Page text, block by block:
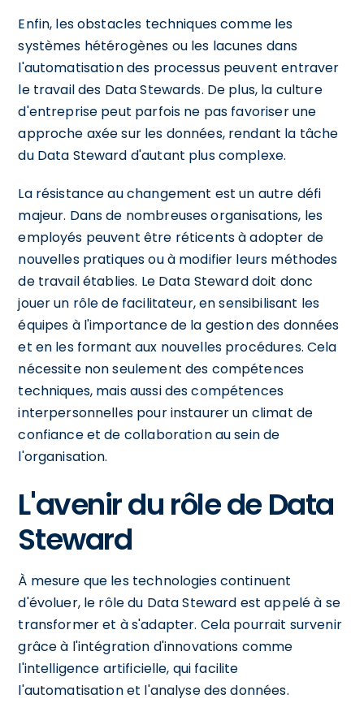
Enfin, les obstacles techniques comme les
systèmes hétérogènes ou les lacunes dans
l'automatisation des processus peuvent entraver
le travail des Data Stewards. De plus, la culture
d'entreprise peut parfois ne pas favoriser une
approche axée sur les données, rendant la tâche
du Data Steward d'autant plus complexe.
La résistance au changement est un autre défi
majeur. Dans de nombreuses organisations, les
employés peuvent être réticents à adopter de
nouvelles pratiques ou à modifier leurs méthodes
de travail établies. Le Data Steward doit donc
jouer un rôle de facilitateur, en sensibilisant les
équipes à l'importance de la gestion des données
et en les formant aux nouvelles procédures. Cela
nécessite non seulement des compétences
techniques, mais aussi des compétences
interpersonnelles pour instaurer un climat de
confiance et de collaboration au sein de
l'organisation.
L'avenir du rôle de Data
Steward
À mesure que les technologies continuent
d'évoluer, le rôle du Data Steward est appelé à se
transformer et à s'adapter. Cela pourrait survenir
grâce à l'intégration d'innovations comme
l'intelligence artificielle, qui facilite
l'automatisation et l'analyse des données.